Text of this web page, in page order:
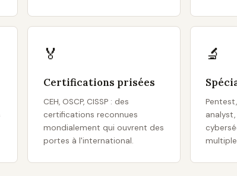
🏅
Certifications prisées
CEH, OSCP, CISSP : des
certifications reconnues
mondialement qui ouvrent des
portes à l'international.
🔬